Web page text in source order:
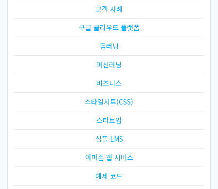
고객 사례
구글 클라우드 플랫폼
딥러닝
머신러닝
비즈니스
스타일시트(CSS)
스타트업
심플 LMS
아마존 웹 서비스
예제 코드